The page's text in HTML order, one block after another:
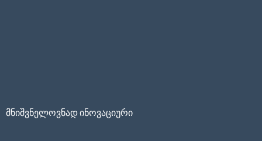
მნიშვნელოვნად ინოვაციური